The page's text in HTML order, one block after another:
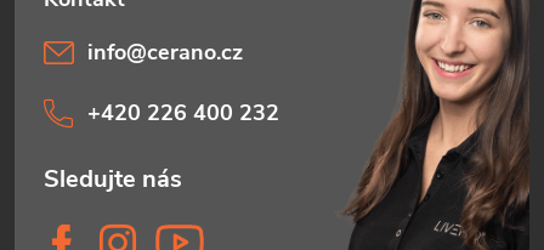
info@cerano.cz
+420 226 400 232